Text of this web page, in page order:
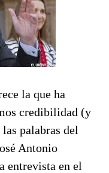
la que ha
credibilidad (y
palabras del
Antonio
entrevista en el